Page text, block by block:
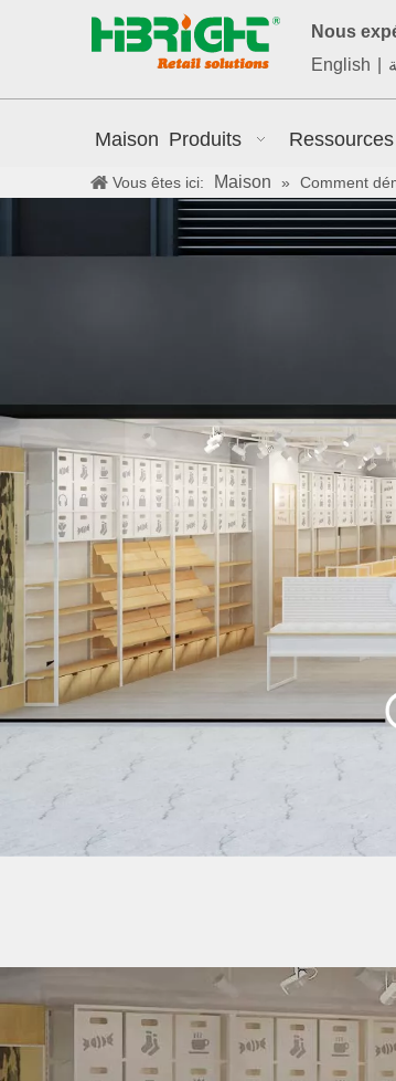
Nous
English
Maison Produits Ressources
Vous êtes ici: Maison » Comment